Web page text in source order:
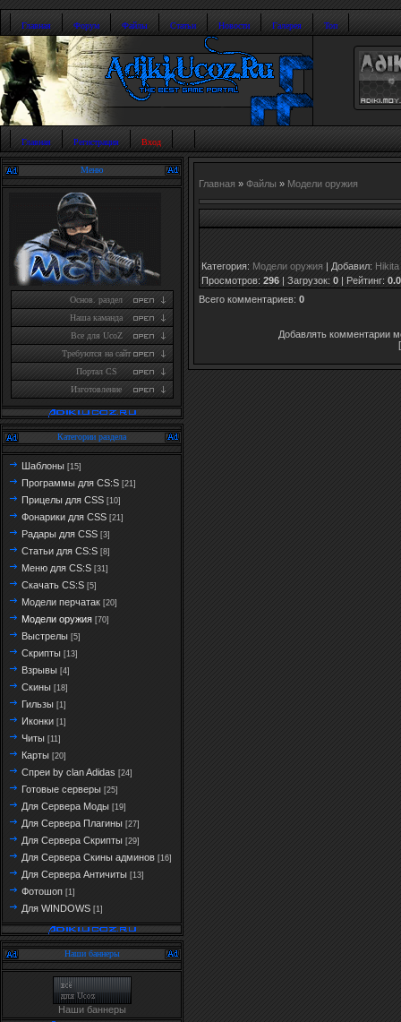
Главная Форум Файлы Статьи Новости Галерея Топ
Главная Регистрация Вход
Меню
Основ. раздел
Наша каманда
Все для UcoZ
Требуются на сайт
Портал CS
Изготовление
Категории раздела
Шаблоны [15]
Программы для CS:S [21]
Прицелы для CSS [10]
Фонарики для CSS [21]
Радары для CSS [3]
Статьи для CS:S [8]
Меню для CS:S [31]
Скачать CS:S [5]
Модели перчатак [20]
Модели оружия [70]
Выстрелы [5]
Скрипты [13]
Взрывы [4]
Скины [18]
Гильзы [1]
Иконки [1]
Читы [11]
Карты [20]
Спреи by clan Adidas [24]
Готовые серверы [25]
Для Сервера Моды [19]
Для Сервера Плагины [27]
Для Сервера Скрипты [29]
Для Сервера Скины админов [16]
Для Сервера Античиты [13]
Фотошоп [1]
Для WINDOWS [1]
Наши баннеры
Наши баннеры
Главная » Файлы » Модели оружия
Категория: Модели оружия | Добавил: Hikita
Просмотров: 296 | Загрузок: 0 | Рейтинг: 0.0
Всего комментариев: 0
Добавлять комментарии